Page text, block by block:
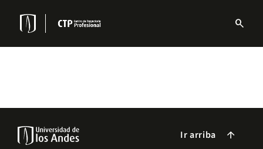
contenido
principal
Navbar
search
Ir arriba arrow_forward